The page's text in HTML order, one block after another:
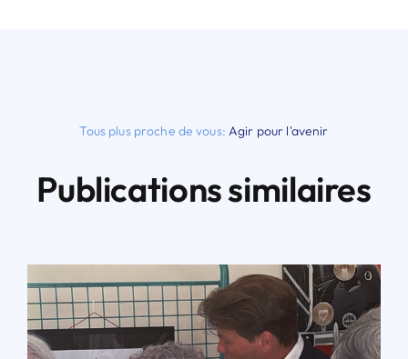
Tous plus proche de vous: Agir pour l'avenir
Publications similaires